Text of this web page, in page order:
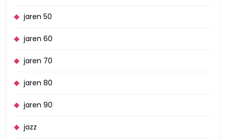
jaren 50
jaren 60
jaren 70
jaren 80
jaren 90
jazz